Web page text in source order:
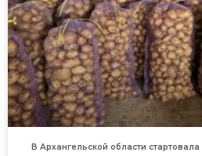
В Архангельской области